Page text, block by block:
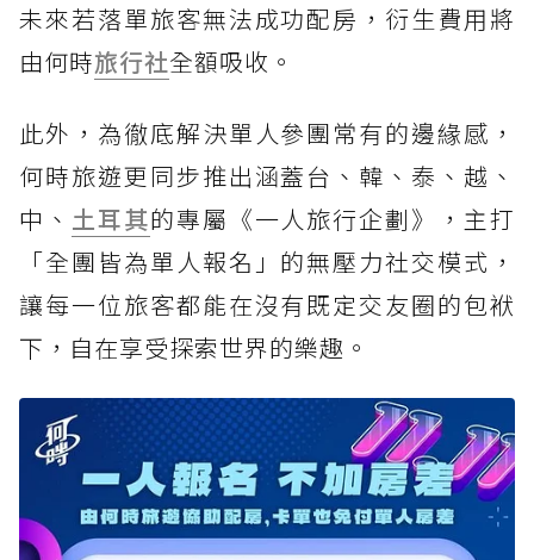
未來若落單旅客無法成功配房，衍生費用將
由何時旅行社全額吸收。
此外，為徹底解決單人參團常有的邊緣感，
何時旅遊更同步推出涵蓋台、韓、泰、越、
中、 土耳其的專屬《一人旅行企劃》，主打
「全團皆為單人報名」的無壓力社交模式，
讓每一位旅客都能在沒有既定交友圈的包袱
下，自在享受探索世界的樂趣。